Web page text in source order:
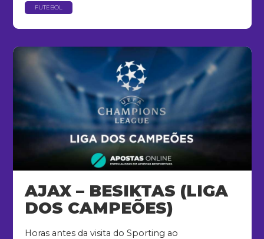
FUTEBOL
AJAX – BESIKTAS (LIGA
DOS CAMPEÕES)
Horas antes da visita do Sporting ao